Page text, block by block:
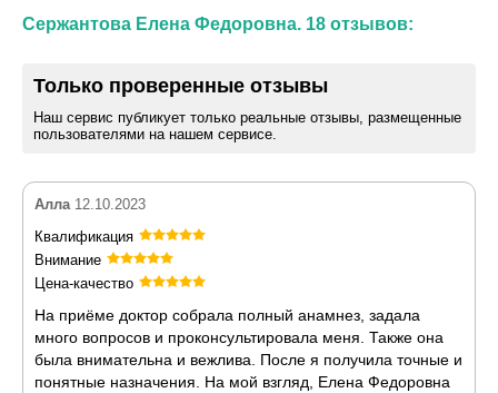
Сержантова Елена Федоровна. 18 отзывов:
Только проверенные отзывы
Наш сервис публикует только реальные отзывы, размещенные
пользователями на нашем сервисе.
Алла 12.10.2023
Квалификация
Внимание
Цена-качество
На приёме доктор собрала полный анамнез, задала
много вопросов и проконсультировала меня. Также она
была внимательна и вежлива. После я получила точные и
понятные назначения. На мой взгляд, Елена Федоровна